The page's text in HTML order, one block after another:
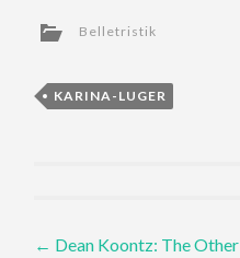
Belletristik
KARINA-LUGER
Post
← Dean Koontz: The Other